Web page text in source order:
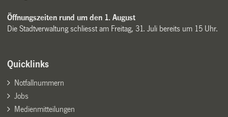
Öffnungszeiten rund um den 1. August
Die Stadtverwaltung schliesst am Freitag, 31. Juli bereits um 15 Uhr.
Quicklinks
Notfallnummern
Jobs
Medienmitteilungen